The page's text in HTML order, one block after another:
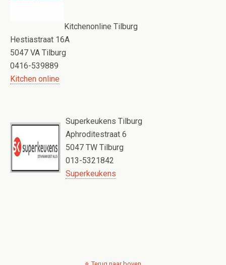
Kitchenonline Tilburg
Hestiastraat 16A
5047 VA Tilburg
0416-539889
Kitchen online
Superkeukens Tilburg
Aphroditestraat 6
5047 TW Tilburg
013-5321842
Superkeukens